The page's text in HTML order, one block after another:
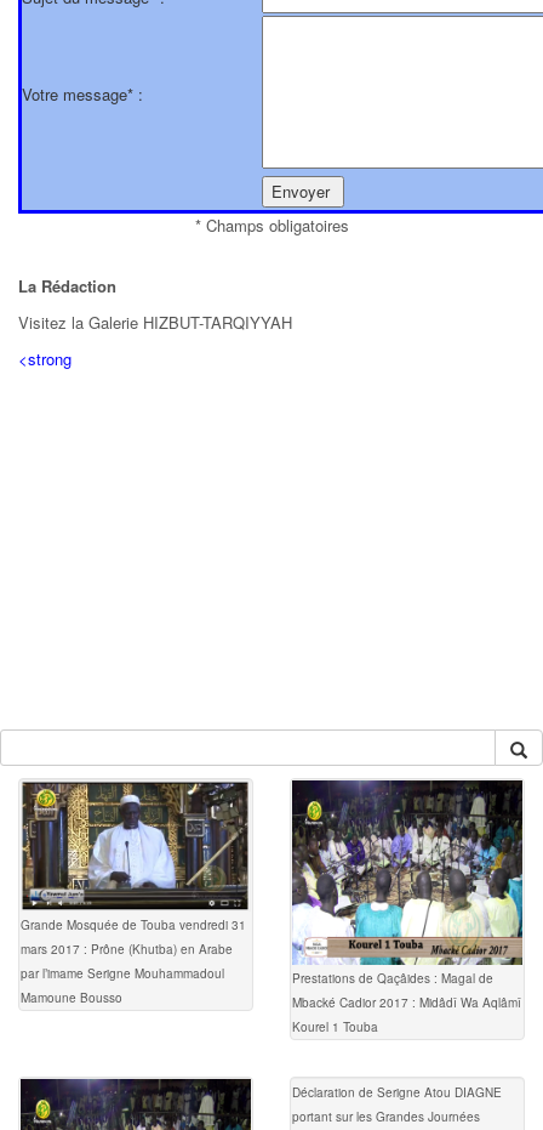
Votre message* :
* Champs obligatoires
La Rédaction
Visitez la Galerie HIZBUT-TARQIYYAH
<strong
Grande Mosquée de Touba vendredi 31
mars 2017 : Prône (Khutba) en Arabe
par l’imame Serigne Mouhammadoul
Mamoune Bousso
Prestations de Qaçâides : Magal de
Mbacké Cadior 2017 : Midâdî Wa Aqlâmî
Kourel 1 Touba
Déclaration de Serigne Atou DIAGNE
portant sur les Grandes Journées